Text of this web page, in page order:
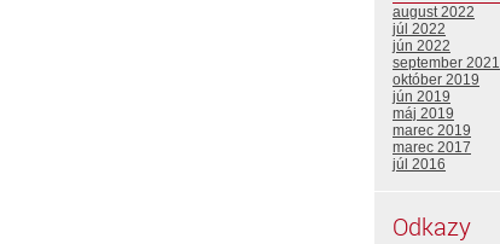
august 2022
júl 2022
jún 2022
september 2021
október 2019
jún 2019
máj 2019
marec 2019
marec 2017
júl 2016
Odkazy